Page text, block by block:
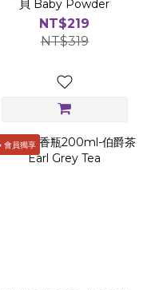
貝 Baby Powder
NT$219
NT$319
會員獨享